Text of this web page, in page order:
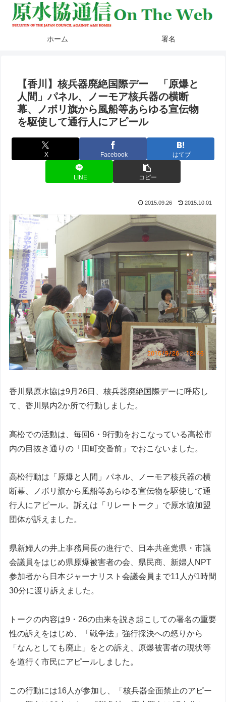
ホーム 署名
【香川】核兵器廃絶国際デー 「原爆と
人間」パネル、ノーモア核兵器の横断
幕、ノボリ旗から風船等あらゆる宣伝物
を駆使して通行人にアピール
X Facebook はてブ
LINE コピー
2015.09.26 2015.10.01
香川県原水協は9月26日、核兵器廃絶国際デーに呼応し
て、香川県内2か所で行動しました。
高松での活動は、毎回6・9行動をおこなっている高松市
内の目抜き通りの「田町交番前」でおこないました。
高松行動は「原爆と人間」パネル、ノーモア核兵器の横
断幕、ノボリ旗から風船等あらゆる宣伝物を駆使して通
行人にアピール。訴えは「リレートーク」で原水協加盟
団体が訴えました。
県新婦人の井上事務局長の進行で、日本共産党県・市議
会議員をはじめ県原爆被害者の会、県民商、新婦人NPT
参加者から日本ジャーナリスト会議会員まで11人が1時間
30分に渡り訴えました。
トークの内容は9・26の由来を説き起こしての署名の重要
性の訴えをはじめ、「戦争法」強行採決への怒りから
「なんとしても廃止」をとの訴え、原爆被害者の現状等
を道行く市民にアピールしました。
この行動には16人が参加し、「核兵器全面禁止のアピー